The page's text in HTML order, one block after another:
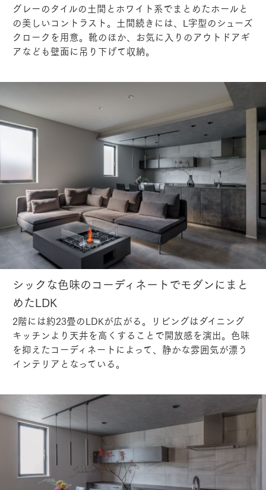
グレーのタイルの土間とホワイト系でまとめたホールと
の美しいコントラスト。土間続きには、L字型のシューズ
クロークを用意。靴のほか、お気に入りのアウトドアギ
アなども壁面に吊り下げて収納。
シックな色味のコーディネートでモダンにまと
めたLDK
2階には約23畳のLDKが広がる。リビングはダイニング
キッチンより天井を高くすることで開放感を演出。色味
を抑えたコーディネートによって、静かな雰囲気が漂う
インテリアとなっている。